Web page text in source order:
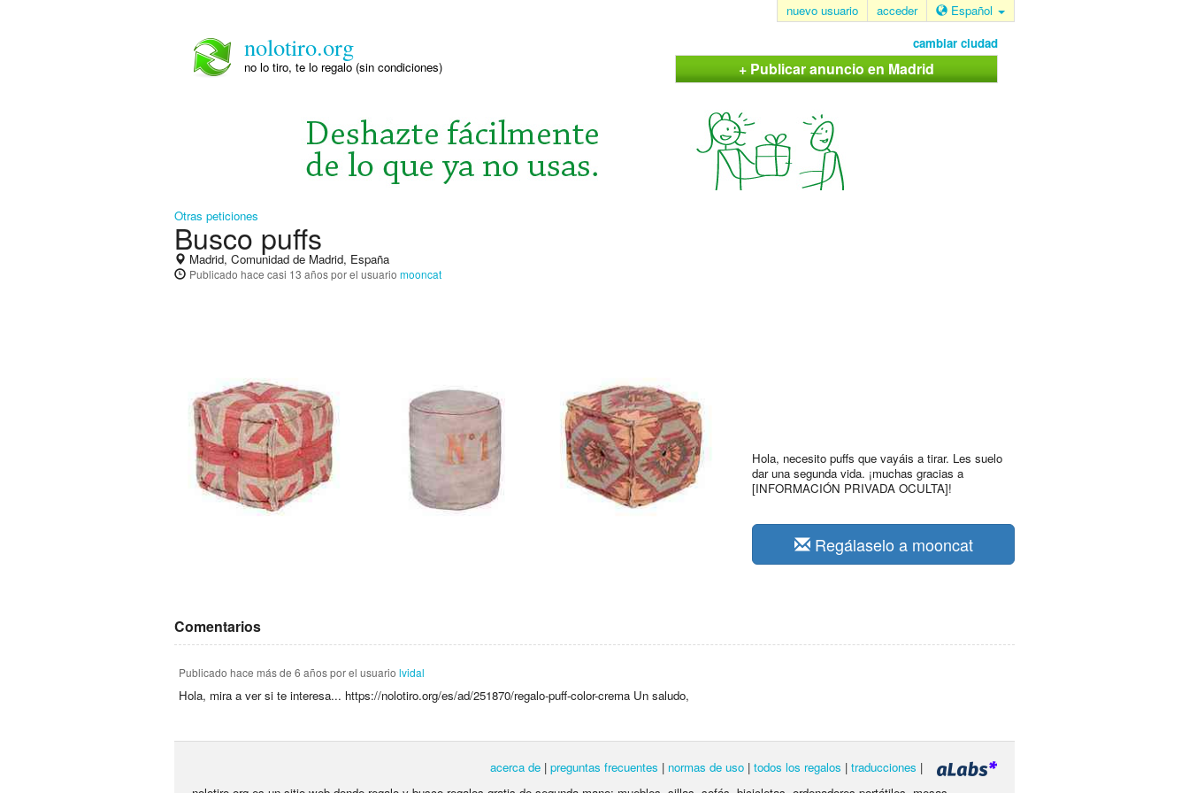
nuevo usuario acceder Español
nolotiro.org
no lo tiro, te lo regalo (sin condiciones)
cambiar ciudad
+ Publicar anuncio en Madrid
Otras peticiones
Busco puffs
Madrid, Comunidad de Madrid, España
Publicado hace casi 13 añospor el usuario mooncat
Hola, necesito puffs que vayáis a tirar. Les suelo
dar una segunda vida. ¡muchas gracias a
[INFORMACIÓN PRIVADA OCULTA]!
Regálaselo a mooncat
Comentarios
Publicado hace más de 6 añospor el usuario lvidal
Hola, mira a ver si te interesa... https://nolotiro.org/es/ad/251870/regalo-puff-color-crema Un saludo,
acerca de | preguntas frecuentes | normas de uso | todos los regalos | traducciones |